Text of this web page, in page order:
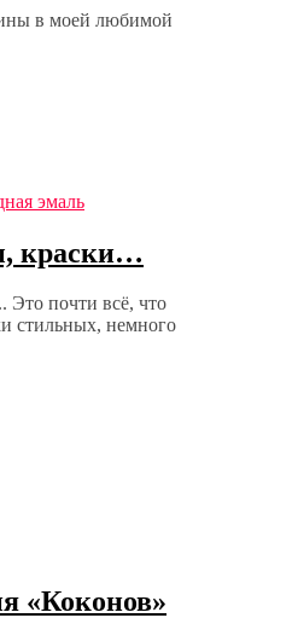
в моей любимой
эмаль
краски…
Это почти всё, что
стильных, немного
«Коконов»